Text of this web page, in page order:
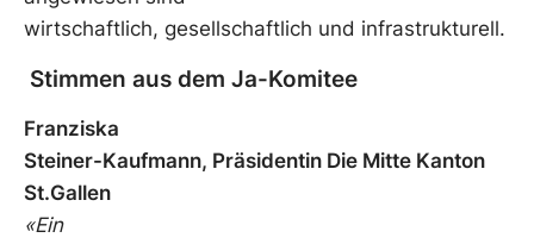
wirtschaftlich, gesellschaftlich und infrastrukturell.
Stimmen aus dem Ja-Komitee
Franziska
Steiner-Kaufmann, Präsidentin Die Mitte Kanton
St.Gallen
«Ein